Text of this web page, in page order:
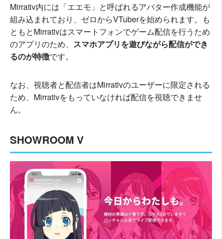
Mirrativ内には「エエモ」と呼ばれるアバター作成機能が
組み込まれており、ゼロからVTuberを始められます。も
ともとMirrativはスマートフォンでゲーム配信を行うため
のアプリのため、 スマホアプリを遊びながら配信ができ
るのが特徴です。
なお、視聴者と配信者はMirrativのユーザーに限定される
ため、Mirrativをもっていなければ配信を視聴できませ
ん。
SHOWROOM V